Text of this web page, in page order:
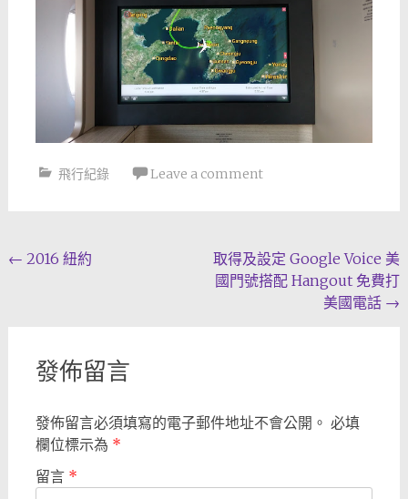
飛行紀錄 Leave a comment
Post
← 2016 紐約
取得及設定 Google Voice 美
國門號搭配 Hangout 免費打
美國電話 →
發佈留言
發佈留言必須填寫的電子郵件地址不會公開。 必填
欄位標示為 *
留言 *